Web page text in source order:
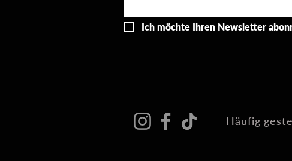
Ich möchte Ihren Newsletter
Häufig